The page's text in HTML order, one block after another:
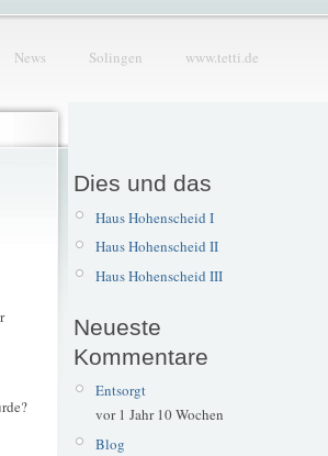
News Solingen www.tetti.de
Dies und das
Haus Hohenscheid I
Haus Hohenscheid II
Haus Hohenscheid III
Neueste
Kommentare
Entsorgt
vor 1 Jahr 10 Wochen
Blog